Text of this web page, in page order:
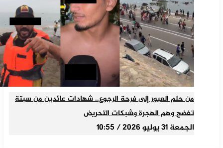
من حلم العبور إلى فرحة الرجوع.. شهادات عائدين من سبتة
تفضح وهم الهجرة وشبكات التحريض
الجمعة 31 يوليو 2026 / 10:55